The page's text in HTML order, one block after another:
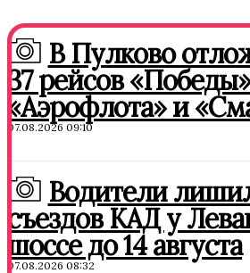
В Пулково
37 рейсов
«Аэрофлота» и
07.08.2026 09:10
Водители
съездов КАД у
шоссе до 14 августа
07.08.2026 08:32